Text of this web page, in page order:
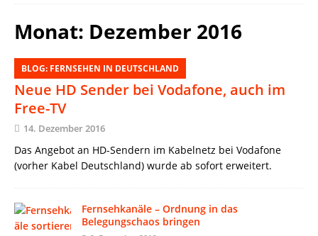
Monat: Dezember 2016
BLOG: FERNSEHEN IN DEUTSCHLAND
Neue HD Sender bei Vodafone, auch im
Free-TV
14. Dezember 2016
Das Angebot an HD-Sendern im Kabelnetz bei Vodafone
(vorher Kabel Deutschland) wurde ab sofort erweitert.
Fernsehkanäle – Ordnung in das
Belegungschaos bringen